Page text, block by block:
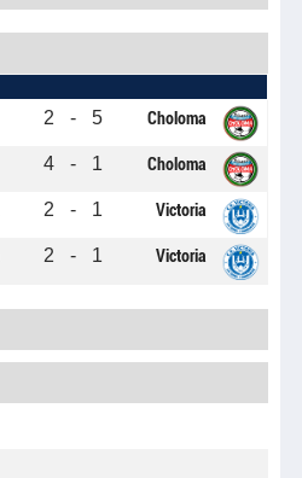
2 - 5 Choloma
4 - 1 Choloma
2 - 1 Victoria
2 - 1 Victoria